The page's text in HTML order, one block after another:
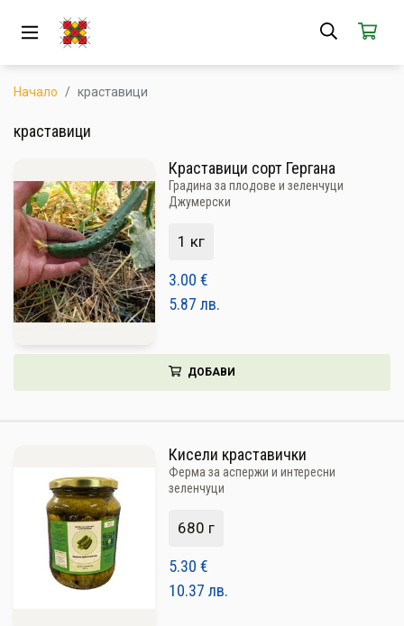
АБОНАМЕНТ
ПОПУЛЯРНИ ПРОДУКТИ
ПРОИЗВОДИТЕЛИ
КАМПАНИИ
МЛЕЧНИ И ЯЙЦА
МЕД И ПЧЕЛНИ
КОНСЕРВИРАНИ
Начало краставици
краставици
Краставици сорт Гергана
Градина за плодове и зеленчуци
Джумерски
1 кг
3.00 €
5.87 лв.
ДОБАВИ
Кисели краставички
Ферма за аспержи и интересни
зеленчуци
680 г
5.30 €
10.37 лв.